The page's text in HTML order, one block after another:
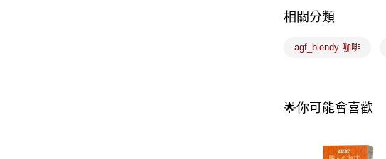
相關分類
agf_blendy 咖啡
🌟你可能會喜歡